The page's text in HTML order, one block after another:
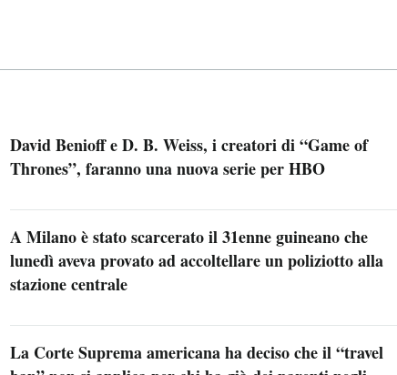
David Benioff e D. B. Weiss, i creatori di “Game of
Thrones”, faranno una nuova serie per HBO
A Milano è stato scarcerato il 31enne guineano che
lunedì aveva provato ad accoltellare un poliziotto alla
stazione centrale
La Corte Suprema americana ha deciso che il “travel